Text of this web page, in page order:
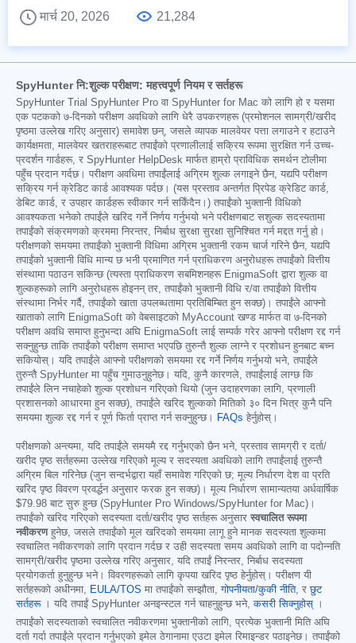
मार्च 20, 2026
21,284
SpyHunter नि:शुल्क परीक्षण: महत्त्वपूर्ण नियम र सर्तहरू
SpyHunter Trial SpyHunter Pro वा SpyHunter for Mac को लागि हो र यसमा
एक पटकको ७-दिनको परीक्षण अवधिको लागि धेरै उपकरणहरू (प्रमोशनल सामग्री/खरीद
पृष्ठमा उल्लेख गरिए अनुसार) समावेश छन्, जसले व्यापक मालवेयर पत्ता लगाउने र हटाउने
कार्यक्षमता, मालवेयर खतराहरूबाट तपाईंको प्रणालीलाई सक्रिय रूपमा सुरक्षित गर्न उच्च-
प्रदर्शन गार्डहरू, र SpyHunter HelpDesk मार्फत हाम्रो प्राविधिक समर्थन टोलीमा
पहुँच प्रदान गर्दछ। परीक्षण अवधिमा तपाईंलाई अग्रिम शुल्क लगाइने छैन, यद्यपि परीक्षण
सक्रिय गर्न क्रेडिट कार्ड आवश्यक पर्दछ। (यस प्रस्ताव अन्तर्गत प्रिपेड क्रेडिट कार्ड,
डेबिट कार्ड, र उपहार कार्डहरू स्वीकार गर्न सकिँदैन।) तपाईंको भुक्तानी विधिको
आवश्यकता भनेको तपाईंले खरिद गर्ने निर्णय गर्नुभयो भने परीक्षणबाट सशुल्क सदस्यतामा
तपाईंको संक्रमणको क्रममा निरन्तर, निर्बाध सुरक्षा सुरक्षा सुनिश्चित गर्न मद्दत गर्नु हो।
परीक्षणको समयमा तपाईंको भुक्तानी विधिमा अग्रिम भुक्तानी रकम चार्ज गरिने छैन, यद्यपि
तपाईंको भुक्तानी विधि मान्य छ भनी प्रमाणित गर्न प्राधिकरण अनुरोधहरू तपाईंको वित्तीय
संस्थामा पठाउन सकिन्छ (त्यस्ता प्राधिकरण सबमिशनहरू EnigmaSoft द्वारा शुल्क वा
शुल्कहरूको लागि अनुरोधहरू होइनन् तर, तपाईंको भुक्तानी विधि र/वा तपाईंको वित्तीय
संस्थामा निर्भर गर्दै, तपाईंको खाता उपलब्धतामा प्रतिबिम्बित हुन सक्छ)। तपाईंले आफ्नो
खाताको लागि EnigmaSoft को वेबसाइटको MyAccount खण्ड मार्फत वा ७-दिनको
परीक्षण अवधि समाप्त हुनुभन्दा अघि EnigmaSoft लाई सम्पर्क गरेर आफ्नो परीक्षण रद्द गर्न
सक्नुहुन्छ ताकि तपाईंको परीक्षण समाप्त भएपछि तुरुन्तै शुल्क लाग्ने र प्रशोधन हुनबाट बच्न
सकियोस्। यदि तपाईंले आफ्नो परीक्षणको समयमा रद्द गर्ने निर्णय गर्नुभयो भने, तपाईंले
तुरुन्तै SpyHunter मा पहुँच गुमाउनुहुनेछ। यदि, कुनै कारणले, तपाईंलाई लाग्छ कि
तपाईंले लिन नचाहेको शुल्क प्रशोधन गरिएको थियो (जुन उदाहरणका लागि, प्रणाली
प्रशासनको आधारमा हुन सक्छ), तपाईंले खरिद शुल्कको मितिको ३० दिन भित्र कुनै पनि
समयमा शुल्क रद्द गर्न र पूर्ण फिर्ता प्राप्त गर्न सक्नुहुन्छ।
FAQs हेर्नुहोस्।
परीक्षणको अन्त्यमा, यदि तपाईंले समयमै रद्द गर्नुभएको छैन भने, प्रस्ताव सामग्री र दर्ता/
खरीद पृष्ठ सर्तहरूमा उल्लेख गरिएको मूल्य र सदस्यता अवधिको लागि तपाईंलाई तुरुन्तै
अग्रिम बिल गरिनेछ (जुन सन्दर्भद्वारा यहाँ समावेश गरिएको छ; मूल्य निर्धारण देश वा प्रति
खरिद पृष्ठ विवरण प्रवर्द्धन अनुसार फरक हुन सक्छ)। मूल्य निर्धारण सामान्यतया अर्धवार्षिक
$79.98 बाट सुरु हुन्छ (SpyHunter Pro Windows/SpyHunter for Mac)।
तपाईंको खरिद गरिएको सदस्यता दर्ता/खरीद पृष्ठ सर्तहरू अनुसार स्वचालित रूपमा
नवीकरणहुनेछ, जसले तपाईंको मूल खरिदको समयमा लागू हुने मानक सदस्यता शुल्कमा
स्वचालित नवीकरणको लागि प्रदान गर्दछ र उही सदस्यता समय अवधिको लागि वा पदोन्नति
सामग्री/खरीद पृष्ठमा उल्लेख गरिए अनुसार, यदि तपाईं निरन्तर, निर्बाध सदस्यता
प्रयोगकर्ता हुनुहुन्छ भने। विवरणहरूको लागि कृपया खरिद पृष्ठ हेर्नुहोस्। परीक्षण यी
सर्तहरूको अधीनमा,
EULA/TOS मा तपाईंको सम्झौता,गोपनीयता/कुकी नीति, रछुट
सर्तहरू। यदि तपाईं SpyHunter अनइन्स्टल गर्न चाहनुहुन्छ भने,कसरी सिक्नुहोस् ।
तपाईंको सदस्यताको स्वचालित नवीकरणमा भुक्तानीको लागि, प्रत्येक भुक्तानी मिति अघि
दर्ता गर्दा तपाईंले प्रदान गर्नुभएको इमेल ठेगानामा एउटा इमेल रिमाइन्डर पठाइनेछ। तपाईंको